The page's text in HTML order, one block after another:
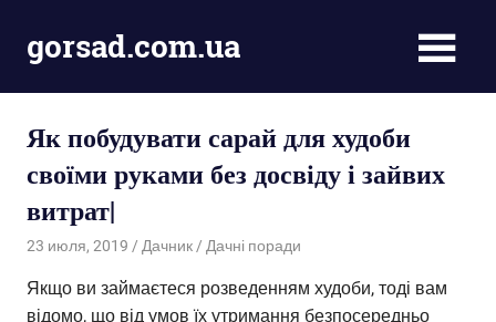
перейти
к
содержимому
gorsad.com.ua
і
Як побудувати сарай для худоби
своїми руками без досвіду і зайвих
витрат|
23 июля, 2019 Дачник Дачні поради
Якщо ви займаєтеся розведенням худоби, тоді вам
відомо, що від умов їх утримання безпосередньо